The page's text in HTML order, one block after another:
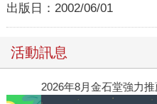
出版日： 2002/06/01
活動訊息
閱讀漫遊錄-2026上半年暢銷榜